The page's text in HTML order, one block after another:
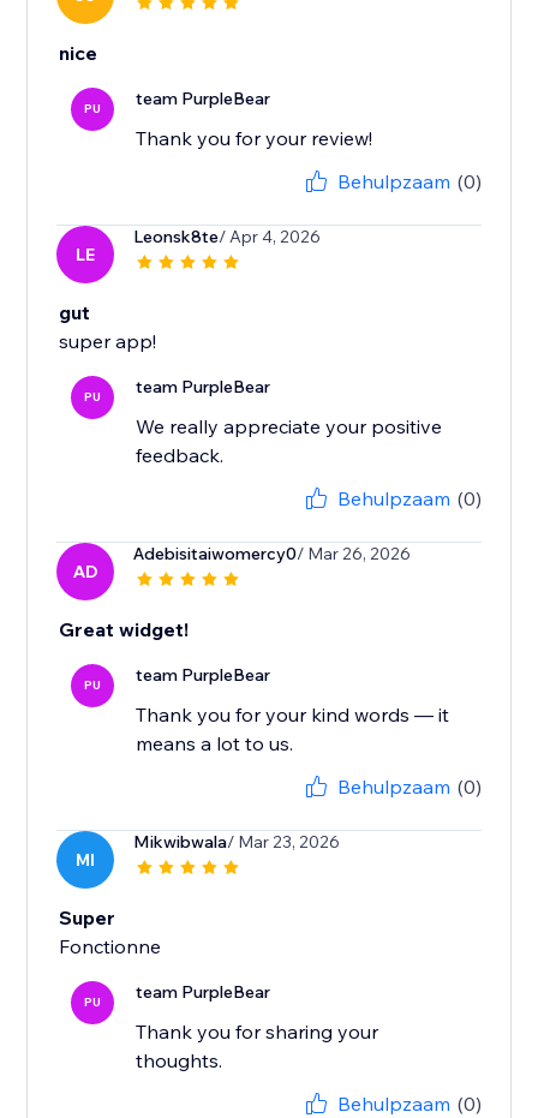
nice
PU team PurpleBear
Thank you for your review!
Behulpzaam (0)
LE
Leonsk8te/ Apr 4, 2026
gut
super app!
PU team PurpleBear
We really appreciate your positive
feedback.
Behulpzaam (0)
AD
Adebisitaiwomercy0/ Mar 26, 2026
Great widget!
PU team PurpleBear
Thank you for your kind words — it
means a lot to us.
Behulpzaam (0)
MI
Mikwibwala/ Mar 23, 2026
Super
Fonctionne
PU team PurpleBear
Thank you for sharing your
thoughts.
Behulpzaam (0)